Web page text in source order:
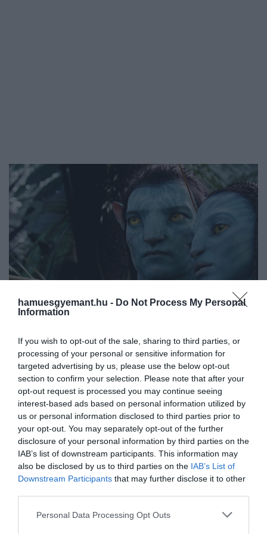
hamuesgyemant.hu - Do Not Process My Personal
Information
If you wish to opt-out of the sale, sharing to third parties, or
processing of your personal or sensitive information for
targeted advertising by us, please use the below opt-out
section to confirm your selection. Please note that after your
opt-out request is processed you may continue seeing
interest-based ads based on personal information utilized by
us or personal information disclosed to third parties prior to
your opt-out. You may separately opt-out of the further
disclosure of your personal information by third parties on the
IAB’s list of downstream participants. This information may
also be disclosed by us to third parties on the IAB’s List of
Downstream Participants that may further disclose it to other
Please note that this website/app uses one or more Google
Personal Data Processing Opt Outs
James Cameron nemrégiben vadiúj
információkat árult el az Avatar harmadik
részével kapcsolatban.
2024. JANUÁR 15. ● HAMU ÉS GYÉMÁNT
James Cameron nagyon
fontos részletet árult el az
Avatar 3.
HAMU ÉS GYÉMÁNT